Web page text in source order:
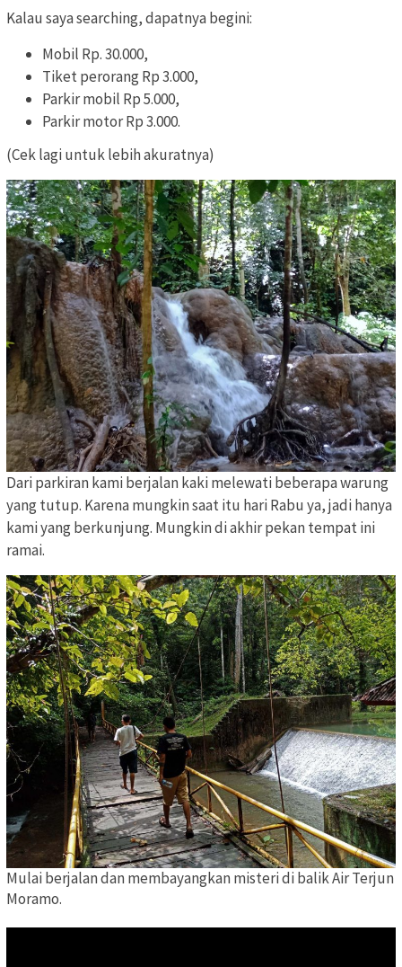
Kalau saya searching, dapatnya begini:
Mobil Rp. 30.000,
Tiket perorang Rp 3.000,
Parkir mobil Rp 5.000,
Parkir motor Rp 3.000.
(Cek lagi untuk lebih akuratnya)
Dari parkiran kami berjalan kaki melewati beberapa warung
yang tutup. Karena mungkin saat itu hari Rabu ya, jadi hanya
kami yang berkunjung. Mungkin di akhir pekan tempat ini
ramai.
Mulai berjalan dan membayangkan misteri di balik Air Terjun
Moramo.